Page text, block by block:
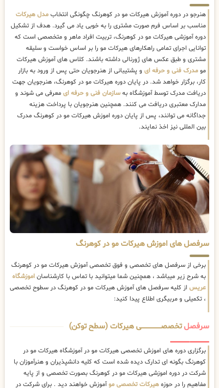
هنرجو در دوره آموزش هیرکات مو در کوهرنگ چگونگی انتخاب مدل هیرکات
مناسب بر اساس فرم صورت مشتری را به خوبی یاد می گیرد. هدف از تشکیل
دوره آموزشی هیرکات مو در کوهرنگ، تربیت افراد ماهر و متخصصی است که
توانایی اجرای تمامی راهکارهای هیرکات مو را بر اساس خواست و سلیقه
مشتری و طبق عکس های ژورنالی داشته باشند. کلاس های آموزش هیرکات
مو مدرک فنی و حرفه ای و پشتیبانی از هنرجویان حتی پس از ورود به بازار
کار، برگزار خواهد شد. در پایان دوره هیرکات مو در کوهرنگ، هنرجویان جهت
دریافت مدرک توسط آموزشگاه بهسازمان فنی و حرفه ای معرفی می شوند و
مدارک معتبری دریافت می کنند. همچنین هنرجویان با پرداخت هزینه
جداگانه می توانند، پس از پایان دوره اموزش هیرکات مو در کوهرنگ مدرک
بین المللی نیز اخذ نمایند.
سرفصل های اموزش هیرکات مو در کوهرنگ
برخی از سرفصل های تخصصی و فوق تخصصی آموزش هیرکات مو در کوهرنگ
به شرح زیر میباشد ، همچنین شما میتوانید با تماس با کارشناسان اموزشگاه
عریس از کلیه سرفصل های آموزش هیرکات مو در کوهرنگ در سطوح تخصصی
، تکمیلی و مربیگری اطلاع پیدا کنید:
سرفصلتخصصــــــــــــــــــــی هیرکات (سطح توکن)
برگزاری دوره های اموزش تخصصی هیرکات مو در آموزشگاه هیرکات مو در
کوهرنگ بگونه ای تدارک دیده شده است که کلیه دانشپذیران و هنرآموزان با
شرکت در دوره اموزشی هیرکات مو در کوهرنگ بصورت تخصصی و از پایه
مفاهیم را در حوزه هیرکات تخصصی موآموزش خواهند دید . برای شرکت در